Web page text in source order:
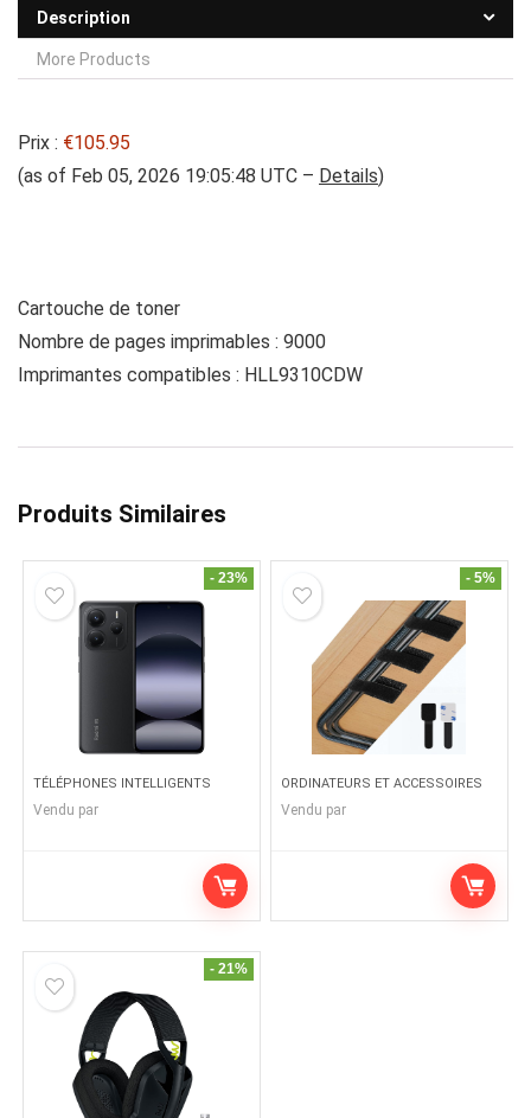
Description
More Products
Prix : €105.95
(as of Feb 05, 2026 19:05:48 UTC – Details)
Cartouche de toner
Nombre de pages imprimables : 9000
Imprimantes compatibles : HLL9310CDW
Produits Similaires
- 23%
TÉLÉPHONES INTELLIGENTS
Vendu par
- 5%
ORDINATEURS ET ACCESSOIRES
Vendu par
- 21%